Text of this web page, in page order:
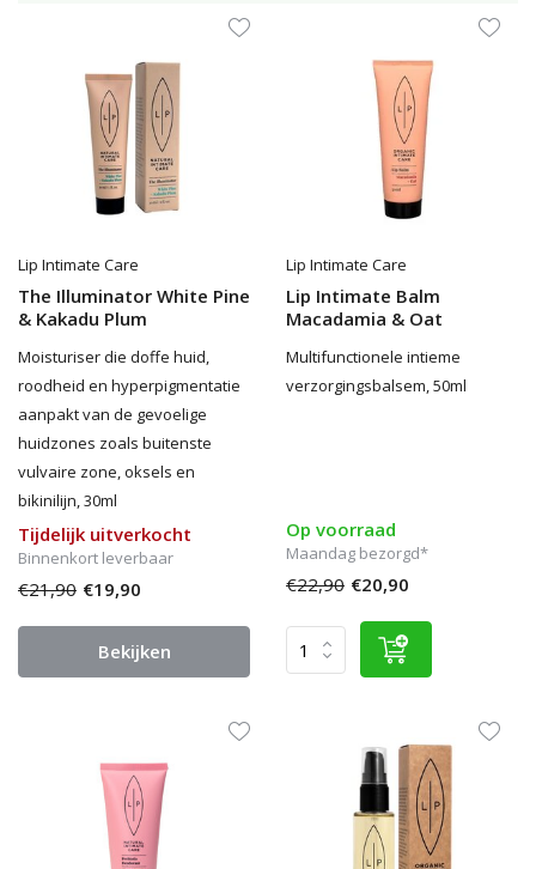
Lip Intimate Care
The Illuminator White Pine
& Kakadu Plum
Moisturiser die doffe huid,
roodheid en hyperpigmentatie
aanpakt van de gevoelige
huidzones zoals buitenste
vulvaire zone, oksels en
bikinilijn, 30ml
Tijdelijk uitverkocht
Binnenkort leverbaar
€21,90 €19,90
Bekijken
Lip Intimate Care
Lip Intimate Balm
Macadamia & Oat
Multifunctionele intieme
verzorgingsbalsem, 50ml
Op voorraad
Maandag bezorgd*
€22,90 €20,90